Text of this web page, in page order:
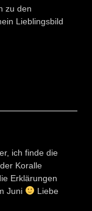
zu den
Lieblingsbild
ich finde die
Koralle
Erklärungen
Juni
Liebe